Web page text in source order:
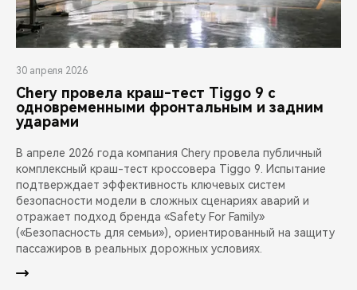
30 апреля 2026
Chery провела краш-тест Tiggo 9 с
одновременными фронтальным и задним
ударами
В апреле 2026 года компания Chery провела публичный
комплексный краш-тест кроссовера Tiggo 9. Испытание
подтверждает эффективность ключевых систем
безопасности модели в сложных сценариях аварий и
отражает подход бренда «Safety For Family»
(«Безопасность для семьи»), ориентированный на защиту
пассажиров в реальных дорожных условиях.